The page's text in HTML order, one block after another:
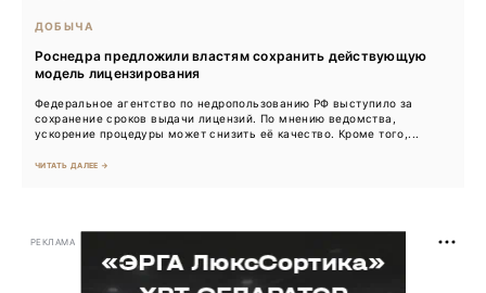
ДОБЫЧА
Роснедра предложили властям сохранить действующую
модель лицензирования
Федеральное агентство по недропользованию РФ выступило за
сохранение сроков выдачи лицензий. По мнению ведомства,
ускорение процедуры может снизить её качество. Кроме того,...
ЧИТАТЬ ДАЛЕЕ →
РЕКЛАМА